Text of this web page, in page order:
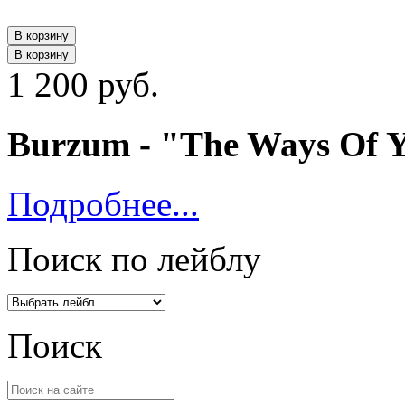
В корзину
В корзину
1 200 руб.
Burzum - "The Ways Of
Подробнее...
Поиск по лейблу
Поиск